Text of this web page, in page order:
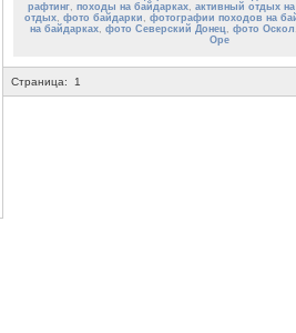
рафтинг, походы на байдарках, активный отдых
отдых, фото байдарки , фотографии походов на
на байдарках, фото Северский Донец, фото Оскол
Оре
Страница: 1